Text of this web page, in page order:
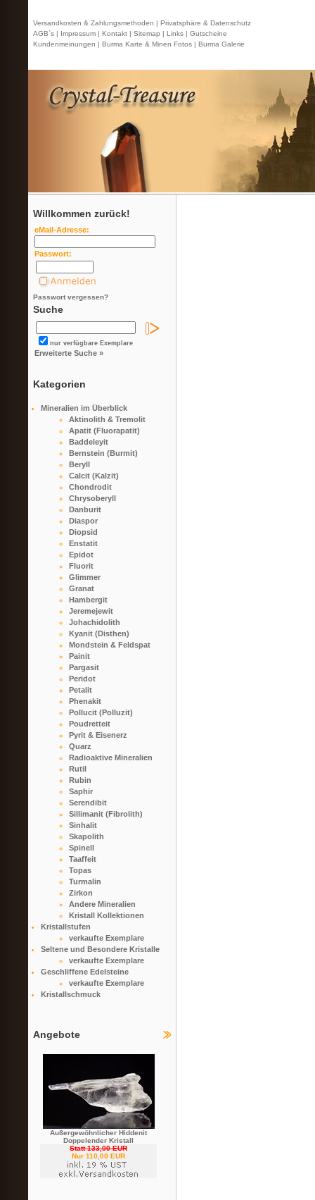
Versandkosten & Zahlungsmethoden | Privatsphäre & Datenschutz
AGB`s | Impressum | Kontakt | Sitemap | Links | Gutscheine
Kundenmeinungen | Burma Karte & Minen Fotos | Burma Galerie
Willkommen zurück!
eMail-Adresse:
Passwort:
Passwort vergessen?
Suche
nur verfügbare Exemplare
Erweiterte Suche »
Kategorien
Mineralien im Überblick
Aktinolith & Tremolit
Apatit (Fluorapatit)
Baddeleyit
Bernstein (Burmit)
Beryll
Calcit (Kalzit)
Chondrodit
Chrysoberyll
Danburit
Diaspor
Diopsid
Enstatit
Epidot
Fluorit
Glimmer
Granat
Hambergit
Jeremejewit
Johachidolith
Kyanit (Disthen)
Mondstein & Feldspat
Painit
Pargasit
Peridot
Petalit
Phenakit
Pollucit (Polluzit)
Poudretteit
Pyrit & Eisenerz
Quarz
Radioaktive Mineralien
Rutil
Rubin
Saphir
Serendibit
Sillimanit (Fibrolith)
Sinhalit
Skapolith
Spinell
Taaffeit
Topas
Turmalin
Zirkon
Andere Mineralien
Kristall Kollektionen
Kristallstufen
verkaufte Exemplare
Seltene und Besondere Kristalle
verkaufte Exemplare
Geschliffene Edelsteine
verkaufte Exemplare
Kristallschmuck
Angebote
Außergewöhnlicher Hiddenit
Doppelender Kristall
Statt 133,00 EUR
Nur 110,00 EUR